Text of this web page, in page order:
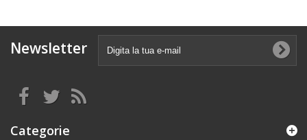
Newsletter
Categorie